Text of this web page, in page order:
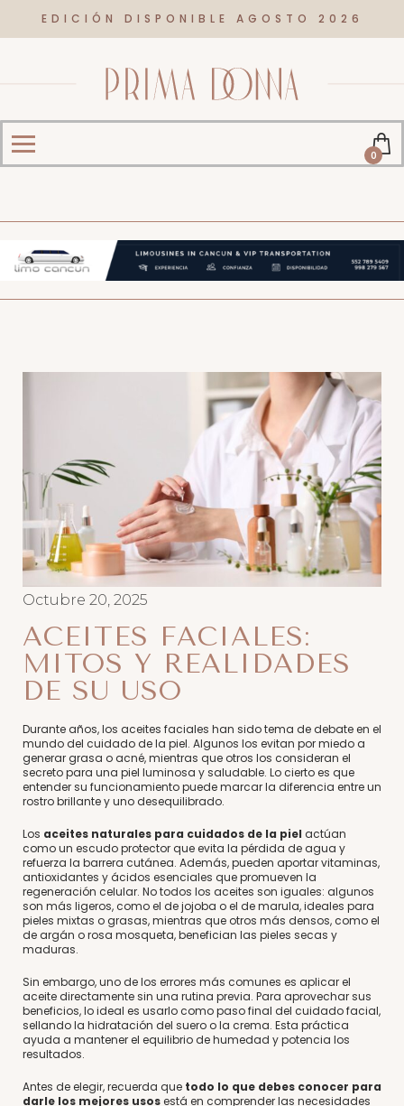
EDICIÓN DISPONIBLE AGOSTO 2026
0
Octubre 20, 2025
ACEITES FACIALES:
MITOS Y REALIDADES
DE SU USO
Durante años, los aceites faciales han sido tema de debate en el
mundo del cuidado de la piel. Algunos los evitan por miedo a
generar grasa o acné, mientras que otros los consideran el
secreto para una piel luminosa y saludable. Lo cierto es que
entender su funcionamiento puede marcar la diferencia entre un
rostro brillante y uno desequilibrado.
Los aceites naturales para cuidados de la piel actúan
como un escudo protector que evita la pérdida de agua y
refuerza la barrera cutánea. Además, pueden aportar vitaminas,
antioxidantes y ácidos esenciales que promueven la
regeneración celular. No todos los aceites son iguales: algunos
son más ligeros, como el de jojoba o el de marula, ideales para
pieles mixtas o grasas, mientras que otros más densos, como el
de argán o rosa mosqueta, benefician las pieles secas y
maduras.
Sin embargo, uno de los errores más comunes es aplicar el
aceite directamente sin una rutina previa. Para aprovechar sus
beneficios, lo ideal es usarlo como paso final del cuidado facial,
sellando la hidratación del suero o la crema. Esta práctica
ayuda a mantener el equilibrio de humedad y potencia los
resultados.
Antes de elegir, recuerda que todo lo que debes conocer para
darle los mejores usosestá en comprender las necesidades